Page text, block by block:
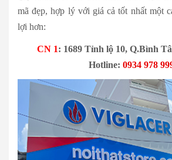
mã đẹp, hợp lý với giá cả tốt nhất một
lợi hơn:
CN 1: 1689 Tỉnh lộ 10, Q.Bình
Hotline: 0934 978